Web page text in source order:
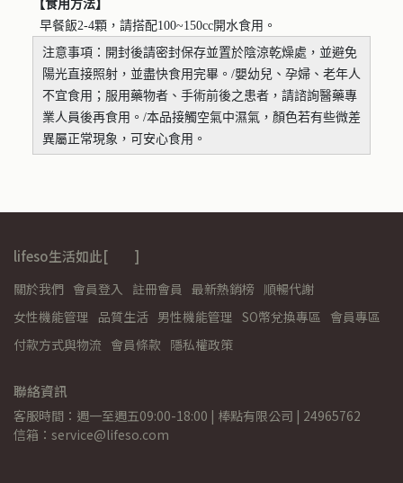
【食用方法】
早餐飯2-4顆，請搭配100~150cc開水食用。
注意事項：開封後請密封保存並置於陰涼乾燥處，並避免
陽光直接照射，並盡快食用完畢。/嬰幼兒、孕婦、老年人
不宜食用；服用藥物者、手術前後之患者，請諮詢醫藥專
業人員後再食用。/本品接觸空氣中濕氣，顏色若有些微差
異屬正常現象，可安心食用。
lifeso生活如此[ ]
關於我們 會員登入 註冊會員 最新熱銷榜 順暢代謝
女性機能管理 品質生活 男性機能管理 SO幣兌換專區 會員專區
付款方式與物流 會員條款 隱私權政策
聯絡資訊
客服時間：週一至週五09:00-18:00 | 棒點有限公司 | 24965762
信箱：service@lifeso.com